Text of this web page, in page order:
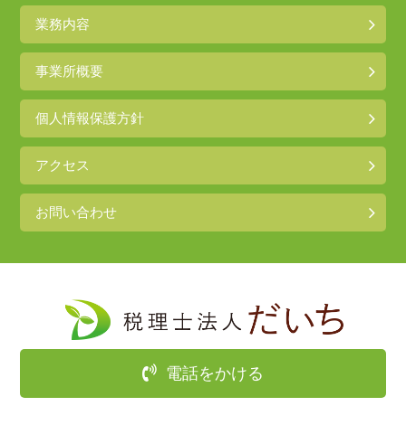
業務内容
事業所概要
個人情報保護方針
アクセス
お問い合わせ
電話をかける